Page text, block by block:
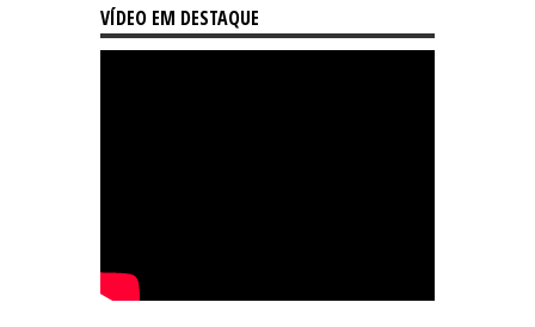
VÍDEO EM DESTAQUE